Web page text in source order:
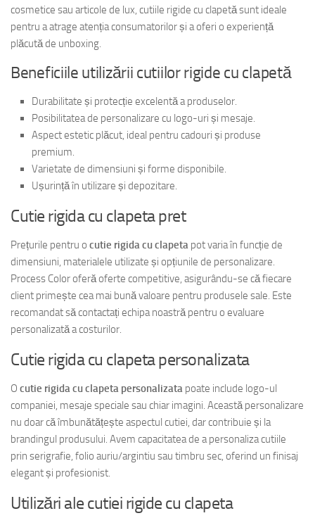
cosmetice sau articole de lux, cutiile rigide cu clapetă sunt ideale
pentru a atrage atenția consumatorilor și a oferi o experiență
plăcută de unboxing.
Beneficiile utilizării cutiilor rigide cu clapetă
Durabilitate și protecție excelentă a produselor.
Posibilitatea de personalizare cu logo-uri și mesaje.
Aspect estetic plăcut, ideal pentru cadouri și produse
premium.
Varietate de dimensiuni și forme disponibile.
Ușurință în utilizare și depozitare.
Cutie rigida cu clapeta pret
Prețurile pentru o cutie rigida cu clapeta pot varia în funcție de
dimensiuni, materialele utilizate și opțiunile de personalizare.
Process Color oferă oferte competitive, asigurându-se că fiecare
client primește cea mai bună valoare pentru produsele sale. Este
recomandat să contactați echipa noastră pentru o evaluare
personalizată a costurilor.
Cutie rigida cu clapeta personalizata
O cutie rigida cu clapeta personalizata poate include logo-ul
companiei, mesaje speciale sau chiar imagini. Această personalizare
nu doar că îmbunătățește aspectul cutiei, dar contribuie și la
brandingul produsului. Avem capacitatea de a personaliza cutiile
prin serigrafie, folio auriu/argintiu sau timbru sec, oferind un finisaj
elegant și profesionist.
Utilizări ale cutiei rigide cu clapeta